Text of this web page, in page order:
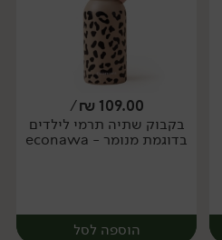
יח׳
109.00
₪
/
בקבוק שתיה תרמי לילדים
בדוגמת מנומר - econawa
הוספה לסל